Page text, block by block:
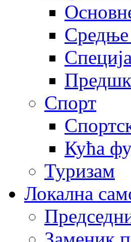
Спорт
Кућа
Туризам
Локална